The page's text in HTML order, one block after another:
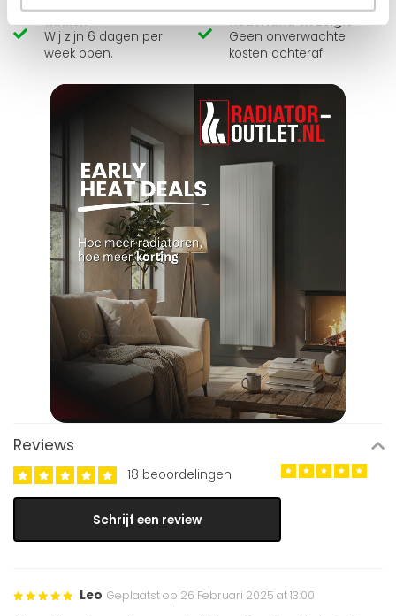
Zelf ophalen in de
winkel?
Wij zijn 6 dagen per
week open.
Snelle levering in
Nederland en België
Geen onverwachte
kosten achteraf
Reviews
18 beoordelingen
Schrijf een review
Leo Geplaatst op 26 Februari 2025 at 13:00